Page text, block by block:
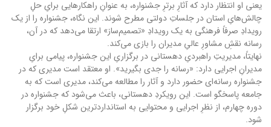
یعنی او انتظار دارد که آثارِ برترِ جشنواره، به عنوانِ راهکارهایی برایِ حلِ
چالش‌هایِ استان در جلساتِ دولتی مطرح شوند. این نگاه، جشنواره را از یک
رویدادِ صرفاً فرهنگی به یک رویدادِ «تصمیم‌ساز» ارتقا می‌دهد که در آن،
رسانه نقشِ مشاورِ عالیِ مدیران را بازی می‌کند.
نهایتاً، مدیریتِ راهبردیِ دهستانی در برگزاریِ این جشنواره، پیامی برایِ
مدیرانِ اجرایی دارد: «رسانه را جدی بگیرید». او معتقد است مدیری که در
جشنواره رسانه‌ای حضور دارد و آثار را مطالعه می‌کند، مدیری است که به
جامعه پاسخگو است. این رویکردِ دهستانی، باعث می‌شود که جشنواره در
دوره چهارم، از نظرِ اجرایی و محتوایی به استانداردترین شکلِ خود برگزار
شود.